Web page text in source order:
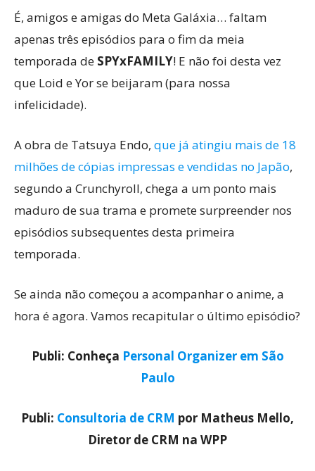
É, amigos e amigas do Meta Galáxia… faltam
apenas três episódios para o fim da meia
temporada de SPYxFAMILY! E não foi desta vez
que Loid e Yor se beijaram (para nossa
infelicidade).
A obra de Tatsuya Endo, que já atingiu mais de 18
milhões de cópias impressas e vendidas no Japão,
segundo a Crunchyroll, chega a um ponto mais
maduro de sua trama e promete surpreender nos
episódios subsequentes desta primeira
temporada.
Se ainda não começou a acompanhar o anime, a
hora é agora. Vamos recapitular o último episódio?
Publi: Conheça Personal Organizer em São
Paulo
Publi: Consultoria de CRM por Matheus Mello,
Diretor de CRM na WPP